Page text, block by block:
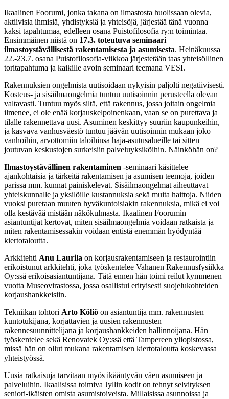
Ikaalinen Foorumi, jonka takana on ilmastosta huolissaan olevia,
aktiivisia ihmisiä, yhdistyksiä ja yhteisöjä, järjestää tänä vuonna
kaksi tapahtumaa, edelleen osana Puistofilosofia ry:n toimintaa.
Ensimmäinen niistä on 17.3. toteutuva seminaari
ilmastoystävällisestä rakentamisesta ja asumisesta. Heinäkuussa
22.-23.7. osana Puistofilosofia-viikkoa järjestetään taas yhteisöllinen
toritapahtuma ja kaikille avoin seminaari teemana VESI.
Rakennuksien ongelmista uutisoidaan nykyisin paljolti negatiivisesti.
Kosteus- ja sisäilmaongelmia tuntuu uutisoinnin perusteella olevan
valtavasti. Tuntuu myös siltä, että rakennus, jossa joitain ongelmia
ilmenee, ei ole enää korjauskelpoinenkaan, vaan se on purettava ja
tilalle rakennettava uusi. Asuminen keskittyy suuriin kaupunkeihin,
ja kasvava vanhusväestö tuntuu jäävän uutisoinnin mukaan joko
vanhoihin, arvottomiin taloihinsa haja-asutusalueille tai sitten
joutuvan keskustojen surkeisiin palveluyksiköihin. Näinköhän on?
Ilmastoystävällinen rakentaminen -seminaari käsittelee
ajankohtaisia ja tärkeitä rakentamisen ja asumisen teemoja, joiden
parissa mm. kunnat painiskelevat. Sisäilmaongelmat aiheuttavat
yhteiskunnalle ja yksilöille kustannuksia sekä muita haittoja. Niiden
vuoksi puretaan muuten hyväkuntoisiakin rakennuksia, mikä ei voi
olla kestävää mistään näkökulmasta. Ikaalinen Foorumin
asiantuntijat kertovat, miten sisäilmaongelmia voidaan ratkaista ja
miten rakentamisessakin voidaan entistä enemmän hyödyntää
kiertotaloutta.
Arkkitehti Anu Laurila on korjausrakentamiseen ja restaurointiin
erikoistunut arkkitehti, joka työskentelee Vahanen Rakennusfysiikka
Oy:ssä erikoisasiantuntijana. Tätä ennen hän toimi reilut kymmenen
vuotta Museovirastossa, jossa osallistui erityisesti suojelukohteiden
korjaushankkeisiin.
Tekniikan tohtori Arto Köliö on asiantuntija mm. rakennusten
kuntotukijana, korjattavien ja uusien rakennusten
rakennesuunnittelijana ja korjaushankkeiden hallinnoijana. Hän
työskentelee sekä Renovatek Oy:ssä että Tampereen yliopistossa,
missä hän on ollut mukana rakentamisen kiertotaloutta koskevassa
yhteistyössä.
Uusia ratkaisuja tarvitaan myös ikääntyvän väen asumiseen ja
palveluihin. Ikaalisissa toimiva Jyllin kodit on tehnyt selvityksen
seniori-ikäisten omista asumistoiveista. Millaisissa asunnoissa ja